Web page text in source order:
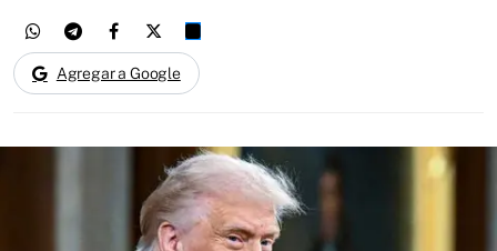
Agregar a Google